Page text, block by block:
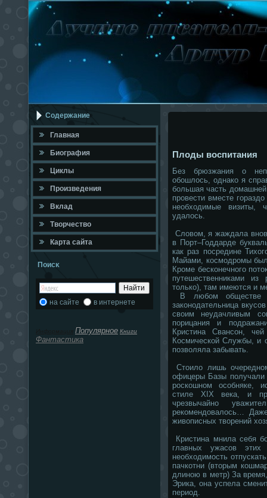
Содержание
Главная
Биография
Циклы
Произведения
Вклад
Твοрчествο
Карта сайта
Поисκ
на сайте в интернете
Популярное Книги
Фантастика
Плоды воспитания
Без брюзжания о
обошлось, однако я
большая часть
провести вместе
необходимые
удалось.
Словом, я жаждала
в Порт–Годдарде
как раз посредине
Майами, космодромы
Кроме бесконечного
путешественниками
только), там имеются и
В любом обществе
законодательница
своим неудачливым
порицания и
Кристина Свансон,
Космической Службы, и
позволяла забывать.
Стоило лишь
офицеры Базы получали
роскошном особняке,
стиле XIX века, и
чрезвычайно
рекомендовалось…
живописных творений
Кристина мнила себя
главных ужасов этих
необходимость
пачкотни (вторым
длиною в метр) За
Эрика, она успела
период.